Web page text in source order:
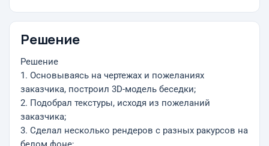
Решение
Решение
1. Основываясь на чертежах и пожеланиях
заказчика, построил 3D-модель беседки;
2. Подобрал текстуры, исходя из пожеланий
заказчика;
3. Сделал несколько рендеров с разных ракурсов на